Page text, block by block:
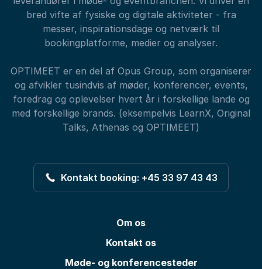
bred vifte af fysiske og digitale aktiviteter - fra
messer, inspirationsdage og netværk til
bookingplatforme, medier og analyser.
OPTIMEET er en del af Opus Group, som organiserer
og afvikler tusindvis af møder, konferencer, events,
foredrag og oplevelser hvert år i forskellige lande og
med forskellige brands. (eksempelvis LearnX, Original
Talks, Athenas og OPTIMEET)
Kontakt booking: +45 33 97 43 43
Om os
Kontakt os
Møde- og konferencesteder